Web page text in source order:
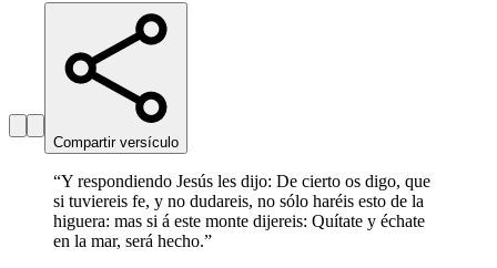
Compartir versículo
“Y respondiendo Jesús les dijo: De cierto os digo, que
si tuviereis fe, y no dudareis, no sólo haréis esto de la
higuera: mas si á este monte dijereis: Quítate y échate
en la mar, será hecho.”